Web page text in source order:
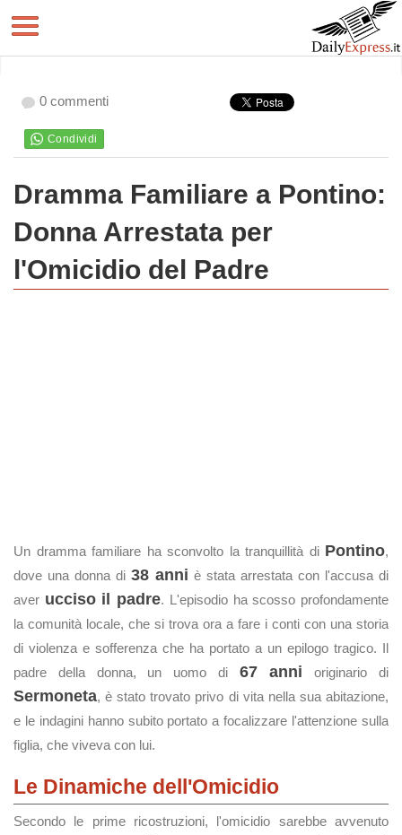
0 commenti
Dramma Familiare a Pontino:
Donna Arrestata per
l'Omicidio del Padre
Un dramma familiare ha sconvolto la tranquillità di Pontino,
dove una donna di 38 anni è stata arrestata con l'accusa di
aver ucciso il padre. L'episodio ha scosso profondamente
la comunità locale, che si trova ora a fare i conti con una storia
di violenza e sofferenza che ha portato a un epilogo tragico. Il
padre della donna, un uomo di 67 anni originario di
Sermoneta, è stato trovato privo di vita nella sua abitazione,
e le indagini hanno subito portato a focalizzare l'attenzione sulla
figlia, che viveva con lui.
Le Dinamiche dell'Omicidio
Secondo le prime ricostruzioni, l'omicidio sarebbe avvenuto